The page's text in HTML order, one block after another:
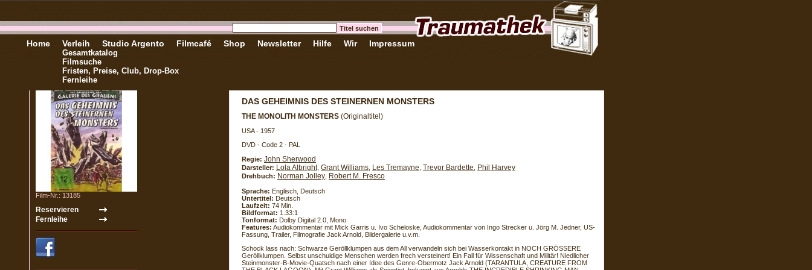
Home Verleih
Gesamtkatalog
Filmsuche
Fristen, Preise, Club, Drop-Box
Fernleihe
Studio Argento Filmcafé Shop Newsletter Hilfe Wir Impressum
Film-Nr.: 13185
DAS GEHEIMNIS DES STEINERNEN MONSTERS
THE MONOLITH MONSTERS (Originaltitel)
USA - 1957
DVD - Code 2 - PAL
Regie: John Sherwood
Darsteller: Lola Albright, Grant Williams Les Tremayne Trevor Bardette Phil Harvey
Drehbuch: Norman Jolley Robert M. Fresco
Sprache: Englisch, Deutsch
Untertitel: Deutsch
Laufzeit: 74 Min.
Bildformat: 1.33:1
Tonformat: Dolby Digital 2.0, Mono
Features: Audiokommentar mit Mick Garris u. Ivo Scheloske, Audiokommentar von Ingo Strecker u. Jörg M. Jedner, US-
Fassung, Trailer, Filmografie Jack Arnold, Bildergalerie u.v.m.
Schock lass nach: Schwarze Geröllklumpen aus dem All verwandeln sich bei Wasserkontakt in NOCH GRÖSSERE
Geröllklumpen. Selbst unschuldige Menschen werden frech versteinert! Ein Fall für Wissenschaft und Militär! Niedlicher
Steinmonster-B-Movie-Quatsch nach einer Idee des Genre-Obermotz Jack Arnold (TARANTULA, CREATURE FROM